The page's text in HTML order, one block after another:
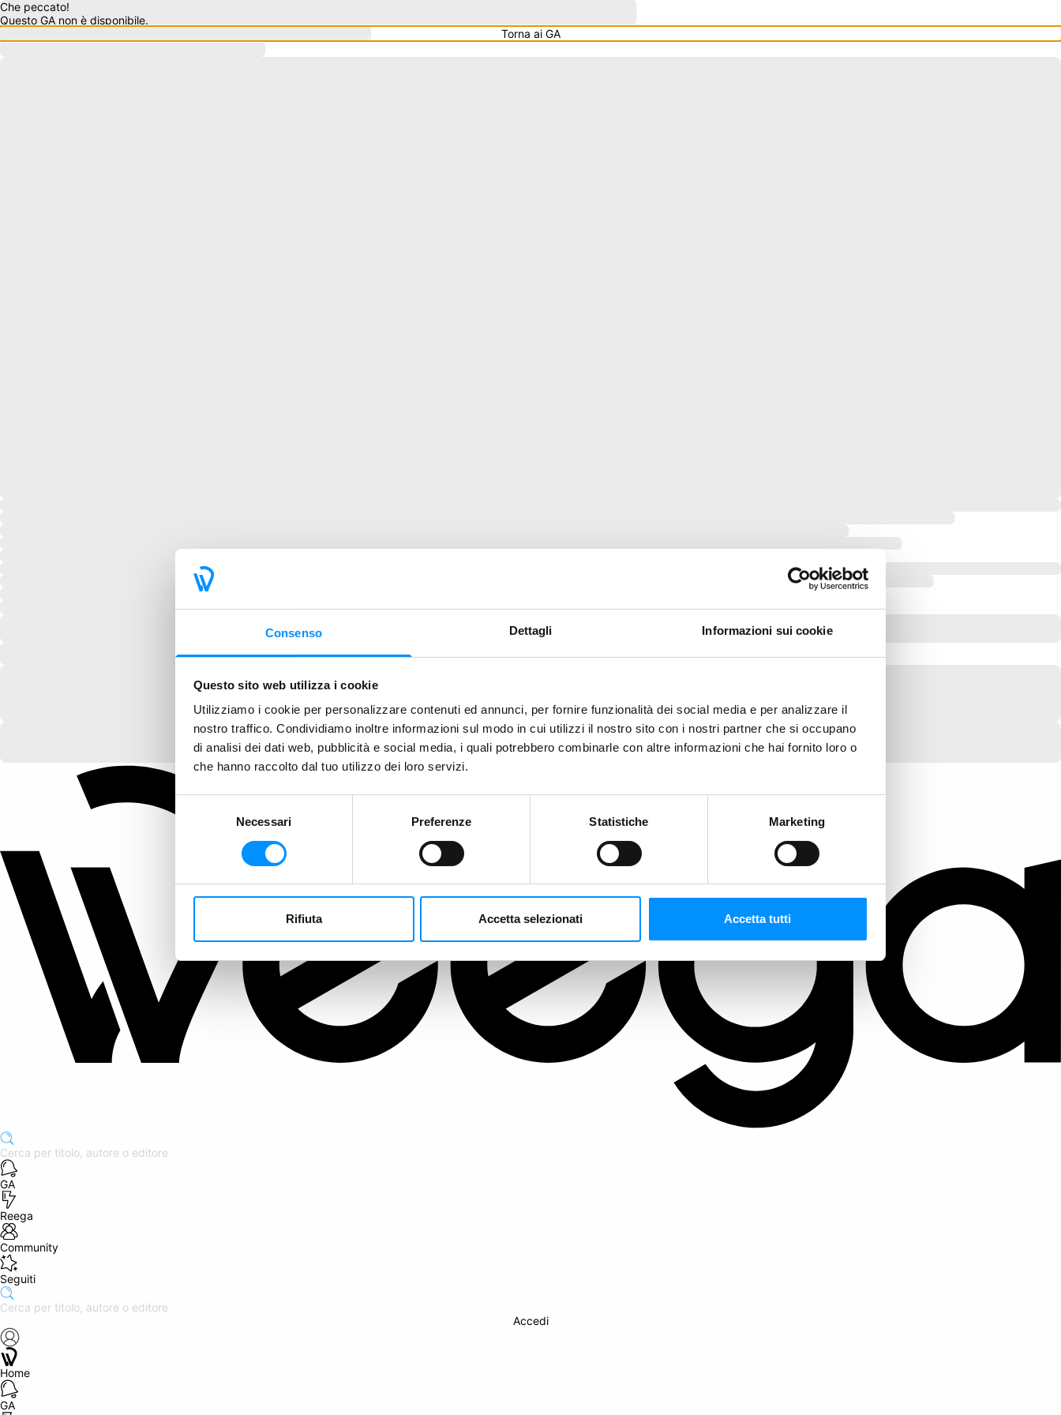
Consenso Dettagli Informazioni sui cookie
Questo sito web utilizza i cookie
Utilizziamo i cookie per personalizzare contenuti ed annunci, per fornire funzionalità dei social media e per analizzare il
nostro traffico. Condividiamo inoltre informazioni sul modo in cui utilizzi il nostro sito con i nostri partner che si occupano
di analisi dei dati web, pubblicità e social media, i quali potrebbero combinarle con altre informazioni che hai fornito loro o
che hanno raccolto dal tuo utilizzo dei loro servizi.
Necessari Preferenze Statistiche Marketing
Rifiuta Accetta selezionati Accetta tutti
GA
Reega
Community
Seguiti
Accedi
Home
GA
Che peccato!
Questo GA non è disponibile.
Torna ai GA